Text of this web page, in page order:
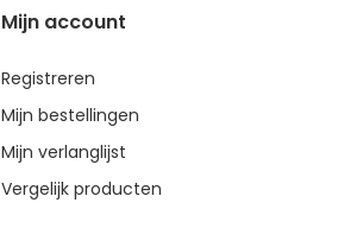
Mijn account
Registreren
Mijn bestellingen
Mijn verlanglijst
Vergelijk producten